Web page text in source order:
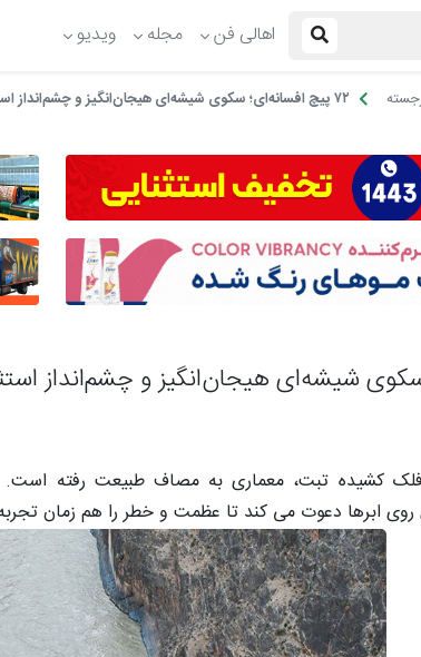
اهالی فن مجله ویدیو
۷۲ پیچ افسانه‌ای؛ سکوی شیشه‌ای هیجان‌انگیز و چشم‌انداز استثنائی
روی ابرها دعوت می کند تا عظمت و خطر را هم زمان